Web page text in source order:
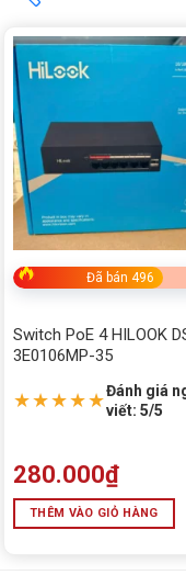
Tìm theo giá
Danh mục sản
ĐIỆN THOẠI -
ALL IN ONE
BÀN PHÍM -
bếp
Camera
camera imou
Đã bán 496
Switch PoE 4 HILOOK
3E0106MP-35
★★★★★Đánh giá
viết: 5/5
280.000₫
THÊM VÀO GIỎ HÀNG